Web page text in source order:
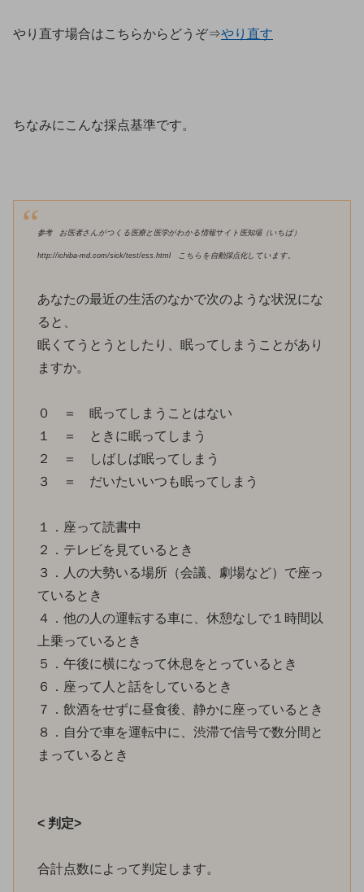
やり直す場合はこちらからどうぞ⇒やり直す
ちなみにこんな採点基準です。
参考 お医者さんがつくる医療と医学がわかる情報サイト医知場（いちば）
http://ichiba-md.com/sick/test/ess.html こちらを自動採点化しています。
あなたの最近の生活のなかで次のような状況にな
ると、
眠くてうとうとしたり、眠ってしまうことがあり
ますか。
０ ＝ 眠ってしまうことはない
１ ＝ ときに眠ってしまう
２ ＝ しばしば眠ってしまう
３ ＝ だいたいいつも眠ってしまう
１．座って読書中
２．テレビを見ているとき
３．人の大勢いる場所（会議、劇場など）で座っ
ているとき
４．他の人の運転する車に、休憩なしで１時間以
上乗っているとき
５．午後に横になって休息をとっているとき
６．座って人と話をしているとき
７．飲酒をせずに昼食後、静かに座っているとき
８．自分で車を運転中に、渋滞で信号で数分間と
まっているとき
< 判定>
合計点数によって判定します。